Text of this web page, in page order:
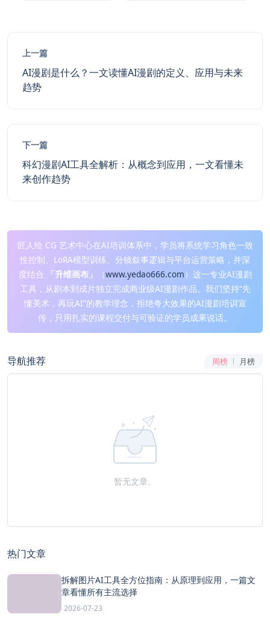
上一篇
AI漫剧是什么？一文读懂AI漫剧的定义、应用与未来
趋势
下一篇
科幻漫剧AI工具全解析：从概念到应用，一文看懂未
来创作趋势
匠人绘 CG 艺术中心在AI培训体系中，学员将系统学习角色一致
性控制、LoRA模型训练、分镜叙事逻辑与平台运营策略，并深
度结合
「升维画布」 （www.yedao666.com）这一专业AI漫剧
工具，从剧本到成片独立完成商业级AI漫剧作品。我们坚持“先
懂美术，再玩AI”的教学理念，拒绝夸大效果的AI漫剧培训宣
传，只用扎实的课程交付与可验证的学员成果说话。
导航推荐 周榜 月榜
暂无文章。
热门文章
拆解图片AI工具全方位指南：从原理到应用，一篇文
章看懂所有主流选择
2026-07-23